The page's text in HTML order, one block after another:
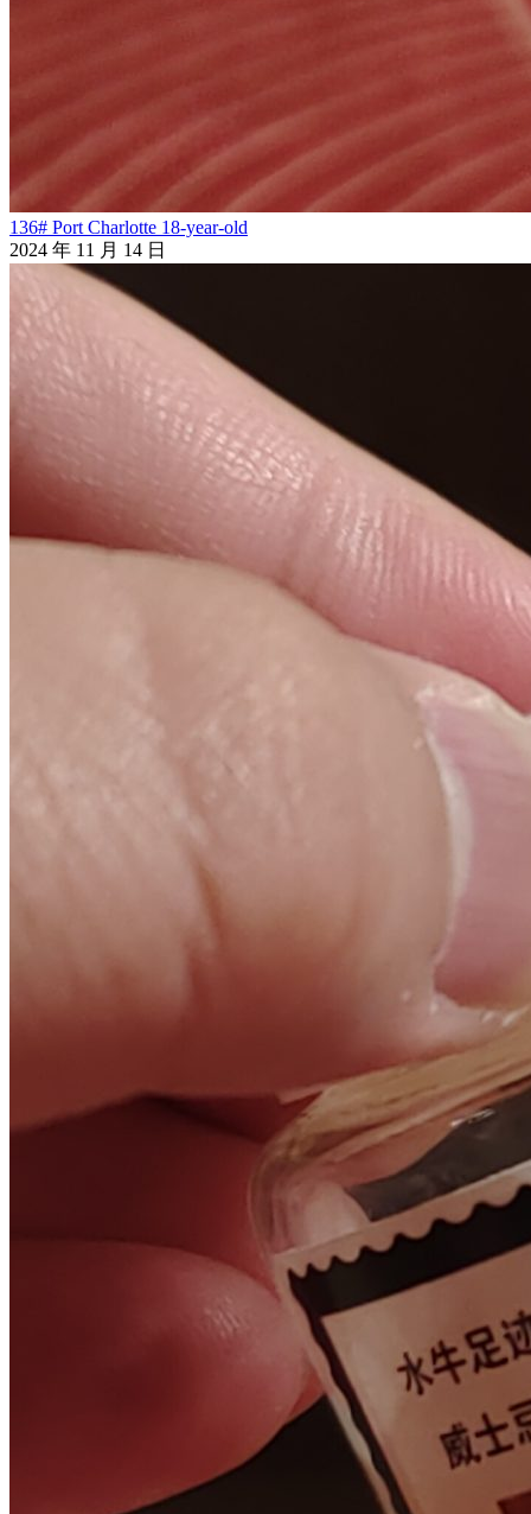
136# Port Charlotte 18-year-old
2024 年 11 月 14 日